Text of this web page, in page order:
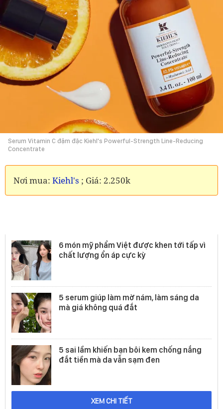
Serum Vitamin C đậm đặc Kiehl's Powerful-Strength Line-Reducing
Concentrate
Nơi mua: Kiehl's ; Giá: 2.250k
6 món mỹ phẩm Việt được khen tới tấp vì
chất lượng ổn áp cực kỳ
5 serum giúp làm mờ nám, làm sáng da
mà giá không quá đắt
5 sai lầm khiến bạn bôi kem chống nắng
đắt tiền mà da vẫn sạm đen
XEM CHI TIẾT